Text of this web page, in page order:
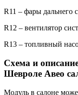
R11 – фары дальнего
R12 – вентилятор
R13 – топливный
Схема и
Шевроле Авео
Модуль в салоне